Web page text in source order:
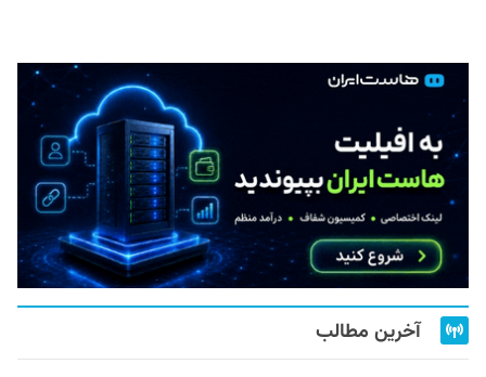
آخرین مطالب